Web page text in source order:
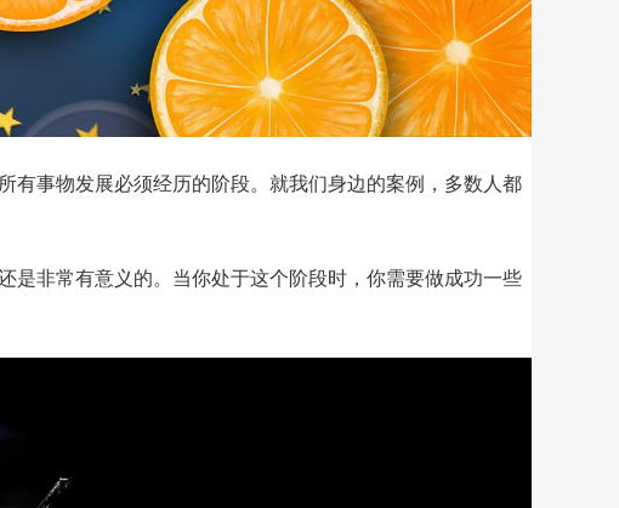
有事物发展必须经历的阶段。就我们身边的案例，多数人都
是非常有意义的。当你处于这个阶段时，你需要做成功一些